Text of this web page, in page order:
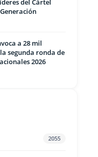
del Cártel
a 28 mil
segunda ronda de
2026
2055